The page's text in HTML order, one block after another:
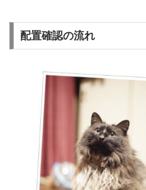
配置確認の流れ